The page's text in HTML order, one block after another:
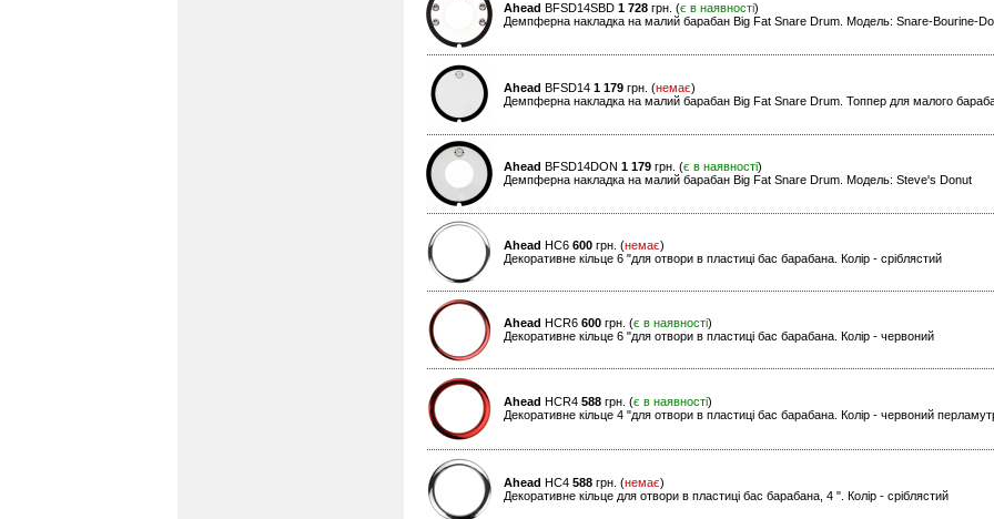
Ahead BFSD14SBD 1 728 грн. (є в наявності)
Демпферна накладка на малий барабан Big Fat Snare Drum. Модель: Snare-Bourine-
Ahead BFSD14 1 179 грн. (немає)
Демпферна накладка на малий барабан Big Fat Snare Drum. Топпер для малого
Ahead BFSD14DON 1 179 грн. (є в наявності)
Демпферна накладка на малий барабан Big Fat Snare Drum. Модель: Steve's Donut
Ahead HC6 600 грн. (немає)
Декоративне кільце 6 "для отвори в пластиці бас барабана. Колір - сріблястий
Ahead HCR6 600 грн. (є в наявності)
Декоративне кільце 6 "для отвори в пластиці бас барабана. Колір - червоний
Ahead HCR4 588 грн. (є в наявності)
Декоративне кільце 4 "для отвори в пластиці бас барабана. Колір - червоний
Ahead HC4 588 грн. (немає)
Декоративне кільце для отвори в пластиці бас барабана, 4 ". Колір - сріблястий